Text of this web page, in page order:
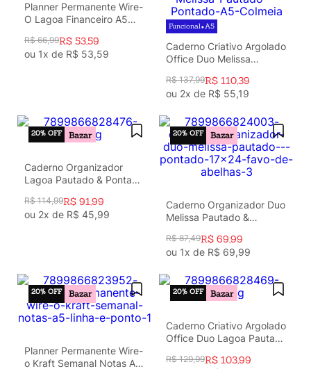
Planner Permanente Wire-
O Lagoa Financeiro A5
R$ 66,99R$ 53,59
ou 1x de R$ 53,59
Funcional•A5
Caderno Criativo Argolado
Office Duo Melissa
Colméia
R$ 137,99R$ 110,39
ou 2x de R$ 55,19
20% OFF Bazar
Caderno Organizador
Lagoa Pautado & Pontado
White
R$ 114,99R$ 91,99
ou 2x de R$ 45,99
20% OFF Bazar
Caderno Organizador Duo
Melissa Pautado &
Abelhas
R$ 87,49R$ 69,99
ou 1x de R$ 69,99
20% OFF Bazar
Planner Permanente Wire-
o Kraft Semanal Notas A5
20% OFF Bazar
Caderno Criativo Argolado
Office Duo Lagoa Pautado
Off White
R$ 129,99R$ 10399